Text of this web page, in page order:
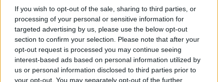
If you wish to opt-out of the sale, sharing to third parties, or
processing of your personal or sensitive information for
targeted advertising by us, please use the below opt-out
section to confirm your selection. Please note that after your
opt-out request is processed you may continue seeing
interest-based ads based on personal information utilized by
us or personal information disclosed to third parties prior to
your opt-out. You may separately opt-out of the further
просечен стан сметката повисока
за околу 140 денари
Дизел ќе се точи за 98.5 денари,
бензините поскапуваат за 3
денари